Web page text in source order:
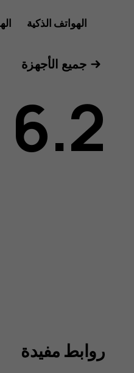
دليل
هاتف
الهواتف الذكية
جميع الأجهزة
روابط مفيدة